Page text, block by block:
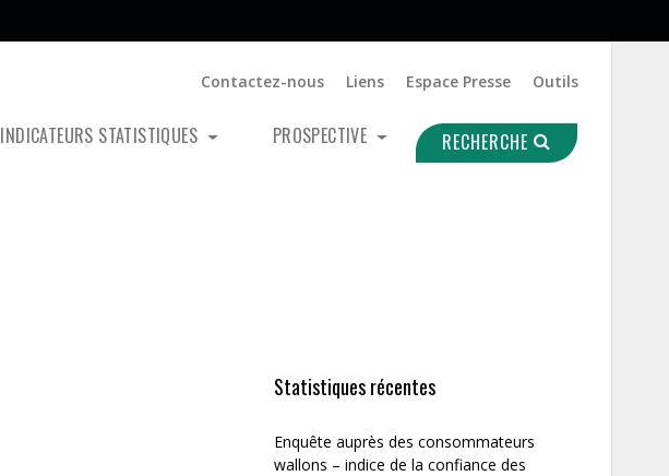
Contactez-nous Liens Espace Presse Outils
INDICATEURS STATISTIQUES PROSPECTIVE RECHERCHE
Statistiques récentes
Enquête auprès des consommateurs
wallons – indice de la confiance des